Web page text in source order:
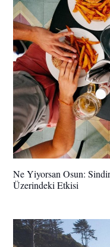
Ne Yiyorsan Osun:
Üzerindeki Etkisi